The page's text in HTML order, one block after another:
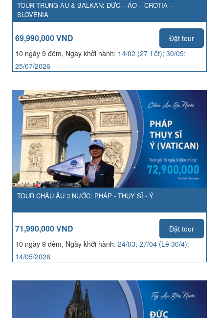
TOUR TRUNG ÂU & BALKAN: ĐỨC – ÁO – CROTIA –
SLOVENIA
69,990,000 VND
Đặt tour
10 ngày 9 đêm, Ngày khởi hành: 14/02 (27 Tết); 30/05;
25/07/2026
TOUR CHÂU ÂU 3 NƯỚC: PHÁP - THỤY SĨ - Ý
71,990,000 VND
Đặt tour
10 ngày 9 đêm, Ngày khởi hành: 24/03; 27/04 (Lễ 30/4);
14/05/2026